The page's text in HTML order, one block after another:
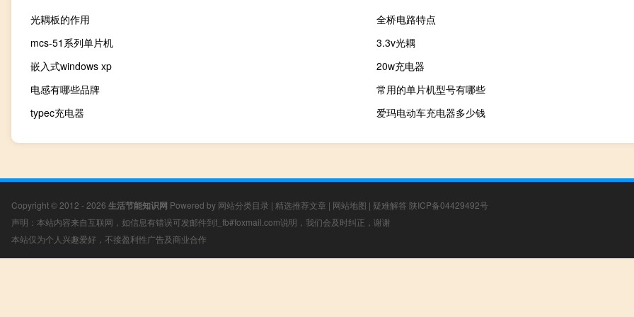
光耦板的作用
全桥电路特点
mcs-51系列单片机
3.3v光耦
嵌入式windows xp
20w充电器
电感有哪些品牌
常用的单片机型号有哪些
typec充电器
爱玛电动车充电器多少钱
Copyright © 2012 - 2026 生活节能知识网 Powered by 网站分类目录 | 精选推荐文章 | 网站地图 | 疑难解答 陕ICP备04429492号
声明：本站内容来自互联网，如信息有错误可发邮件到f_fb#foxmail.com说明，我们会及时纠正，谢谢
本站仅为个人兴趣爱好，不接盈利性广告及商业合作